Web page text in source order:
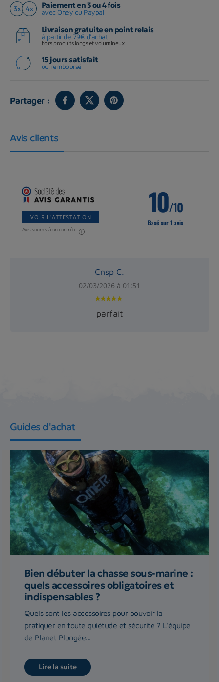
Paiement en 3 ou 4 fois
avec Oney ou Paypal
Livraison gratuite en point relais
à partir de 79€ d'achat
hors produits longs et volumineux
15 jours satisfait
ou remboursé
Partager :
Avis clients
VOIR L'ATTESTATION
Avis soumis à un contrôle
10/10
Basé sur 1 avis
Cnsp C.
02/03/2026 à 01:51
parfait
Guides d'achat
Bien débuter la chasse sous-marine :
quels accessoires obligatoires et
indispensables ?
Quels sont les accessoires pour pouvoir la
pratiquer en toute quiétude et sécurité ? L'équipe
de Planet Plongée...
Lire la suite